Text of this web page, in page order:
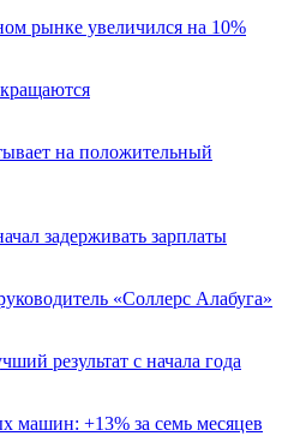
рынке увеличился на 10%
на положительный
задерживать зарплаты
«Соллерс Алабуга»
результат с начала года
машин: +13% за семь месяцев